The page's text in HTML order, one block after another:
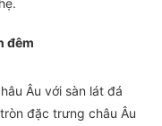
đêm
Âu với sàn lát đá
đặc trưng châu Âu